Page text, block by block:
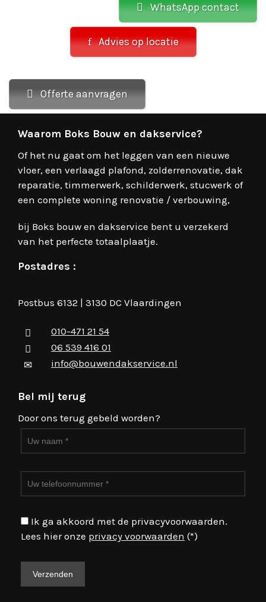
WhatsApp contact
Advies op locatie
Offerte aanvragen
Waarom Boks Bouw en dakservice?
Of het nu gaat om het leggen van een nieuwe
vloer, een verlaagd plafond, zolderrenovatie, dak
reparatie, timmerwerk, schilderwerk, stucwerk of
een complete woning renovatie / verbouwing,
bij Boks bouw en dakservice bent u verzekerd
van het perfecte totaalplaatje.
Postadres :
Postbus 6132 | 3130 DC Vlaardingen
010-471 21 54
06 539 416 01
info@bouwendakservice.nl
Bel mij terug
Door ons terug gebeld worden?
Ik ga akkoord met de privacyvoorwaarden.
Lees hier onze privacy voorwaarden (*)